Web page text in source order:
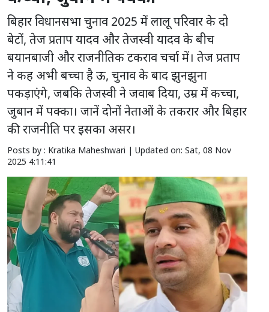
बिहार विधानसभा चुनाव 2025 में लालू परिवार के दो
बेटों, तेज प्रताप यादव और तेजस्वी यादव के बीच
बयानबाजी और राजनीतिक टकराव चर्चा में। तेज प्रताप
ने कह अभी बच्चा है ऊ, चुनाव के बाद झुनझुना
पकड़ाएंगे, जबकि तेजस्वी ने जवाब दिया, उम्र में कच्चा,
जुबान में पक्का। जानें दोनों नेताओं के तकरार और बिहार
की राजनीति पर इसका असर।
Posts by : Kratika Maheshwari | Updated on: Sat, 08 Nov
2025 4:11:41